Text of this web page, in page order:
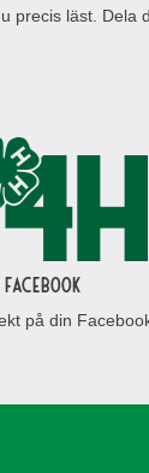
precis läst. Dela
på din